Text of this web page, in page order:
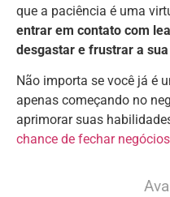
que a paciência é uma
entrar em contato com
desgastar e frustrar a
Não importa se você já é
apenas começando no
aprimorar suas
chance de fechar negócios